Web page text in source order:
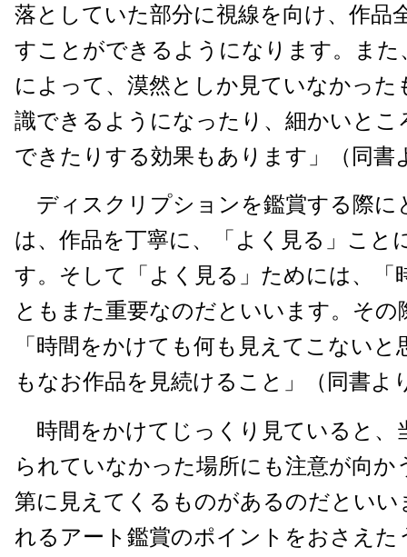
落としていた部分に視線を向け、作品
すことができるようになります。また
によって、漠然としか見ていなかった
識できるようになったり、細かいとこ
できたりする効果もあります」（同書
ディスクリプションを鑑賞する際に
は、作品を丁寧に、「よく見る」こと
す。そして「よく見る」ためには、「
ともまた重要なのだといいます。そ
「時間をかけても何も見えてこない
もなお作品を見続けること」（同書よ
時間をかけてじっくり見ていると、
られていなかった場所にも注意が向か
第に見えてくるものがあるのだといい
れるアート鑑賞のポイントをおさえた